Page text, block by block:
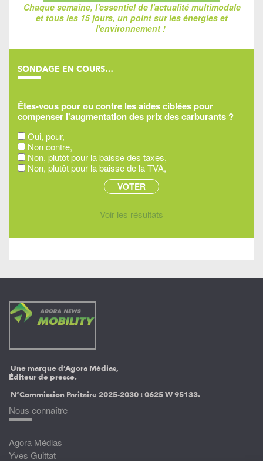
Chaque semaine, l'essentiel de l'actualité multimodale
et tous les 15 jours, un point sur les énergies et
l'environnement !
SONDAGE EN COURS…
Êtes-vous pour ou contre les aides ciblées pour
compenser l'augmentation des prix des carburants ?
Oui, pour,
Non contre,
Non, plutôt pour la baisse des taxes,
Non, plutôt pour la baisse de la TVA,
Voir les résultats
Une marque d’Agora Médias,
Éditeur de presse.
N°Commission Paritaire 2025-2030 :0625 W 95133.
Nous connaître
Agora Médias
Yves Guittat